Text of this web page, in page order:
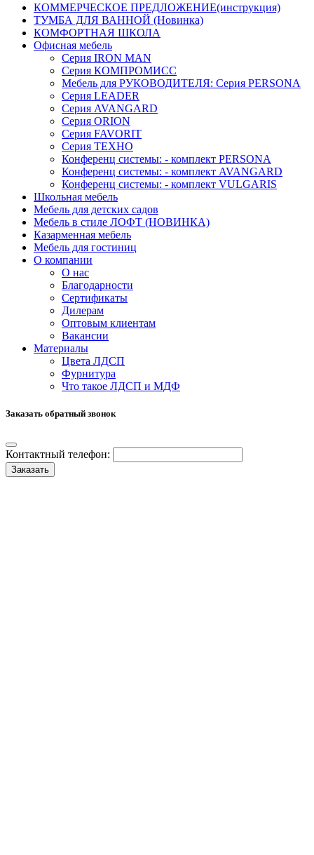
КОММЕРЧЕСКОЕ ПРЕДЛОЖЕНИЕ(инструкция)
ТУМБА ДЛЯ ВАННОЙ (Новинка)
КОМФОРТНАЯ ШКОЛА
Офисная мебель
Серия IRON MAN
Серия КОМПРОМИСС
Мебель для РУКОВОДИТЕЛЯ: Серия PERSONA
Серия LEADER
Серия AVANGARD
Серия ORION
Серия FAVORIT
Серия ТЕХНО
Конференц системы: - комплект PERSONA
Конференц системы: - комплект AVANGARD
Конференц системы: - комплект VULGARIS
Школьная мебель
Мебель для детских садов
Мебель в стиле ЛОФТ (НОВИНКА)
Казарменная мебель
Мебель для гостиниц
О компании
О нас
Благодарности
Сертификаты
Дилерам
Оптовым клиентам
Вакансии
Материалы
Цвета ЛДСП
Фурнитура
Что такое ЛДСП и МДФ
Заказать обратный звонок
Контактный телефон:
Заказать